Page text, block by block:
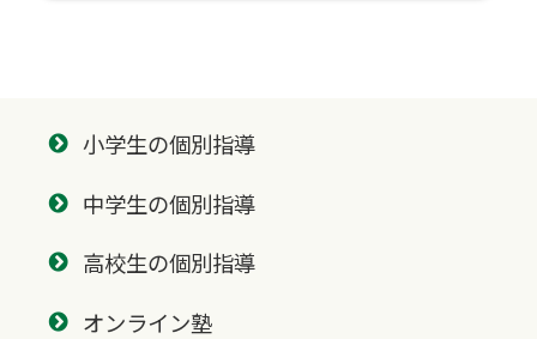
小学生の個別指導
中学生の個別指導
高校生の個別指導
オンライン塾